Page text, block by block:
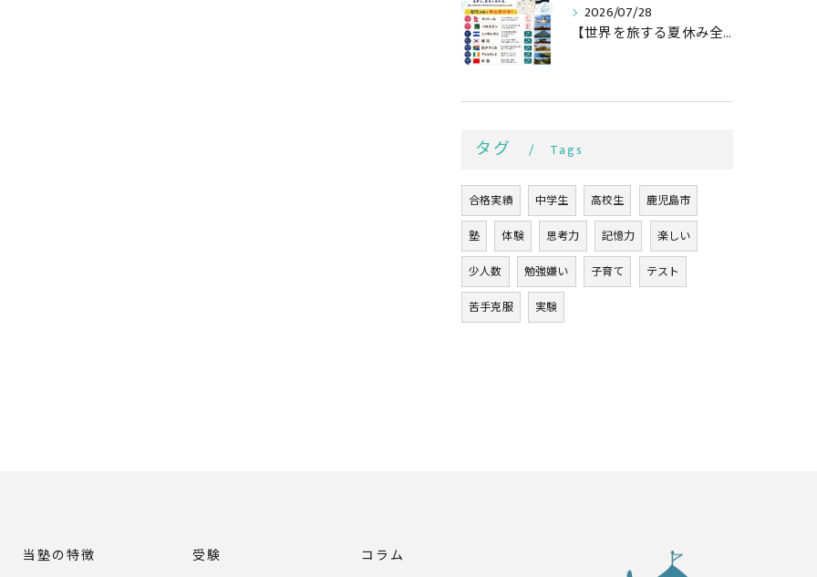
2026/07/28
【世界を旅する夏休み全行程🌏✈️】
タグ Tags
合格実績 中学生 高校生
鹿児島市
塾
体験 思考力 記憶力
楽しい
少人数
勉強嫌い 子育て
テスト
苦手克服
実験
当塾の特徴
受験
コラム